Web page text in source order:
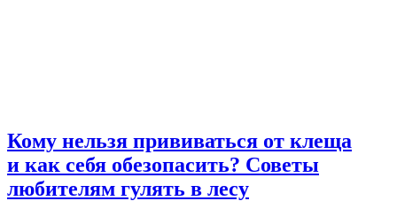
Кому нельзя прививаться от клеща
и как себя обезопасить? Советы
любителям гулять в лесу